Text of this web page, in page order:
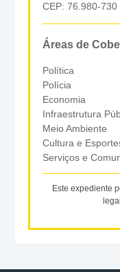
CEP: 76.980-730
Áreas de
Política
Polícia
Economia
Infraestrutura
Meio Ambiente
Cultura e
Serviços e
Este expediente